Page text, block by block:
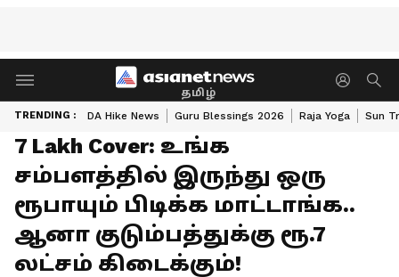
தமிழ்
TRENDING : DA Hike News Guru Blessings 2026 Raja Yoga Sun
7 Lakh Cover: உங்க
சம்பளத்தில் இருந்து ஒரு
ரூபாயும் பிடிக்க மாட்டாங்க..
ஆனா குடும்பத்துக்கு ரூ.7
லட்சம் கிடைக்கும்!